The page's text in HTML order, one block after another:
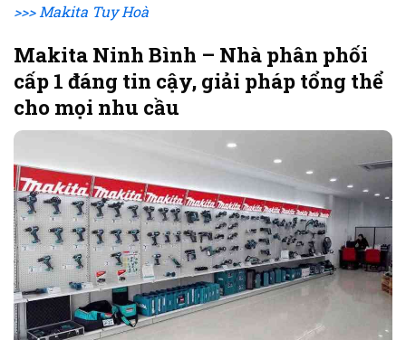
>>> Makita Tuy Hoà
Makita Ninh Bình – Nhà phân phối
cấp 1 đáng tin cậy, giải pháp tổng thể
cho mọi nhu cầu